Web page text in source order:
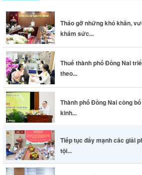
Tháo gỡ những khó khăn,
khám sức...
Thuế thành phố Đồng Nai
theo...
Thành phố Đồng Nai công
kinh...
Tiếp tục đẩy mạnh các giải
tội...